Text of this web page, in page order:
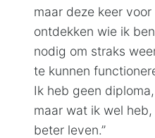
maar deze keer
ontdekken wie ik
nodig om straks
te kunnen
Ik heb geen
maar wat ik wel
beter leven.”